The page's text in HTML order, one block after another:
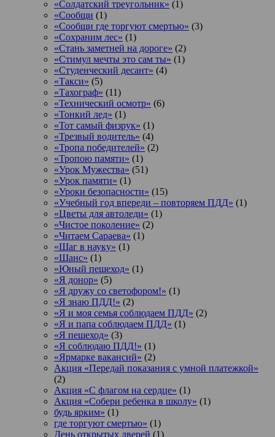
«Солдатский треугольник» (1)
«Сообщи (1)
«Сообщи где торгуют смертью» (3)
«Сохраним лес» (1)
«Стань заметней на дороге» (2)
«Стимул мечты это сам ты» (1)
«Студенческий десант» (4)
«Такси» (5)
«Тахограф» (11)
«Технический осмотр» (6)
«Тонкий лед» (1)
«Тот самый физрук» (1)
«Трезвый водитель» (4)
«Тропа победителей» (2)
«Тропою памяти» (1)
«Урок Мужества» (51)
«Урок памяти» (1)
«Уроки безопасности» (15)
«Учебный год впереди – повторяем ПДД» (1)
«Цветы для автоледи» (1)
«Чистое поколение» (2)
«Читаем Сараева» (1)
«Шаг в науку» (1)
«Шанс» (1)
«Юный пешеход» (1)
«Я донор» (5)
«Я дружу со светофором!» (1)
«Я знаю ПДД!» (2)
«Я и моя семья соблюдаем ПДД» (2)
«Я и папа соблюдаем ПДД» (1)
«Я пешеход» (3)
«Я соблюдаю ПДД!» (1)
«Ярмарке вакансий» (2)
Акция «Передай показания с умной платежкой»
(2)
Акция «С флагом на сердце» (1)
Акция «Собери ребенка в школу» (1)
будь ярким» (1)
где торгуют смертью» (1)
День открытых дверей (1)